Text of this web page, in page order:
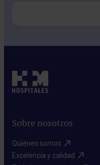
Sobre nosotros
Quiénes somos​
Excelencia y calidad​